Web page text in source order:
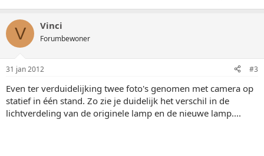
V Vinci
Forumbewoner
31 jan 2012 #3
Even ter verduidelijking twee foto's genomen met camera op
statief in één stand. Zo zie je duidelijk het verschil in de
lichtverdeling van de originele lamp en de nieuwe lamp....